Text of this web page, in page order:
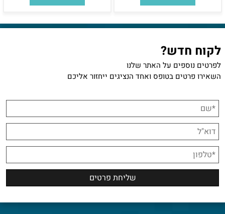
לקוח חדש?
לפרטים נוספים על האתר שלנו
השאירו פרטים בטופס ואחד הנציגים ייחזור אליכם